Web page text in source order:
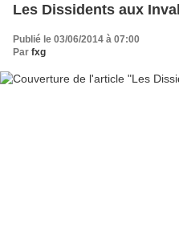
Les Dissidents aux
Publié le 03/06/2014 à 07:00
Par fxg